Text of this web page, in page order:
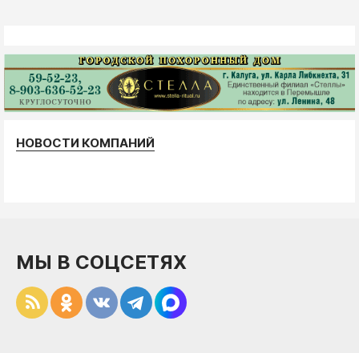
НОВОСТИ КОМПАНИЙ
МЫ В СОЦСЕТЯХ